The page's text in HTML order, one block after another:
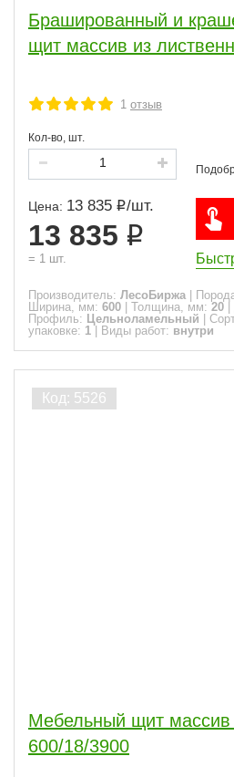
Брашированный и
щит массив из
1 отзыв
Кол-во, шт.
Цена: 13 835 /шт.
13 835
= 1 шт.
Производитель: ЛесоБиржа
Ширина, мм: 600 Толщина, мм: 20
Профиль: Цельноламельный
упаковке: 1 Виды работ: внутри
Мебельный щит массив
600/18/3900